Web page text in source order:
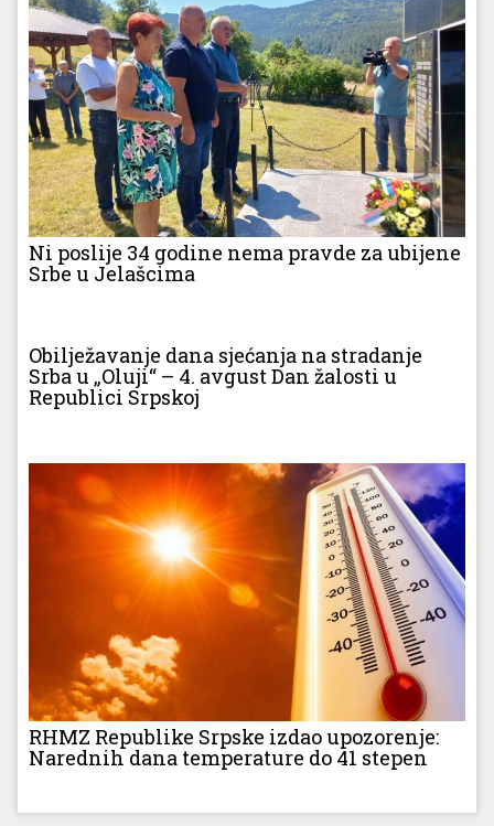
Ni poslije 34 godine nema pravde za ubijene
Srbe u Jelašcima
Obilježavanje dana sjećanja na stradanje
Srba u „Oluji“ – 4. avgust Dan žalosti u
Republici Srpskoj
RHMZ Republike Srpske izdao upozorenje:
Narednih dana temperature do 41 stepen